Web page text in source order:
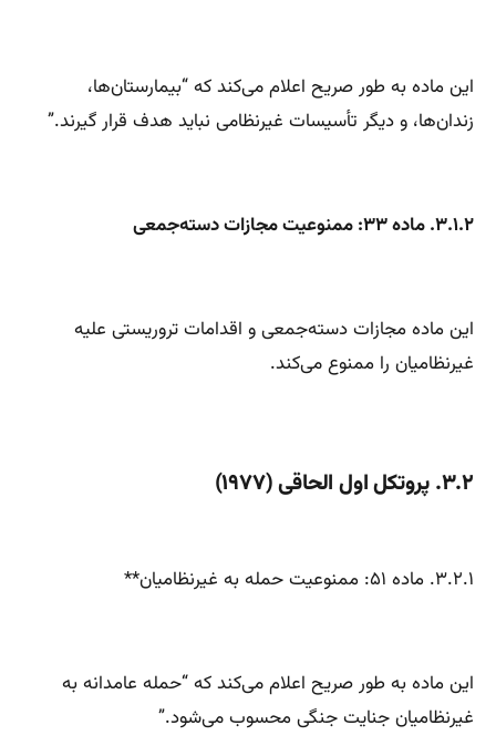
این ماده به طور صریح اعلام می‌کند که “بیمارستان‌ها،
زندان‌ها، و دیگر تأسیسات غیرنظامی نباید هدف قرار گیرند.”
۳.۱.۲. ماده ۳۳: ممنوعیت مجازات دسته‌جمعی
این ماده مجازات دسته‌جمعی و اقدامات تروریستی علیه
غیرنظامیان را ممنوع می‌کند.
۳.۲. پروتکل اول الحاقی (۱۹۷۷)
۳.۲.۱. ماده ۵۱: ممنوعیت حمله به غیرنظامیان**
این ماده به طور صریح اعلام می‌کند که “حمله عامدانه به
غیرنظامیان جنایت جنگی محسوب می‌شود.”